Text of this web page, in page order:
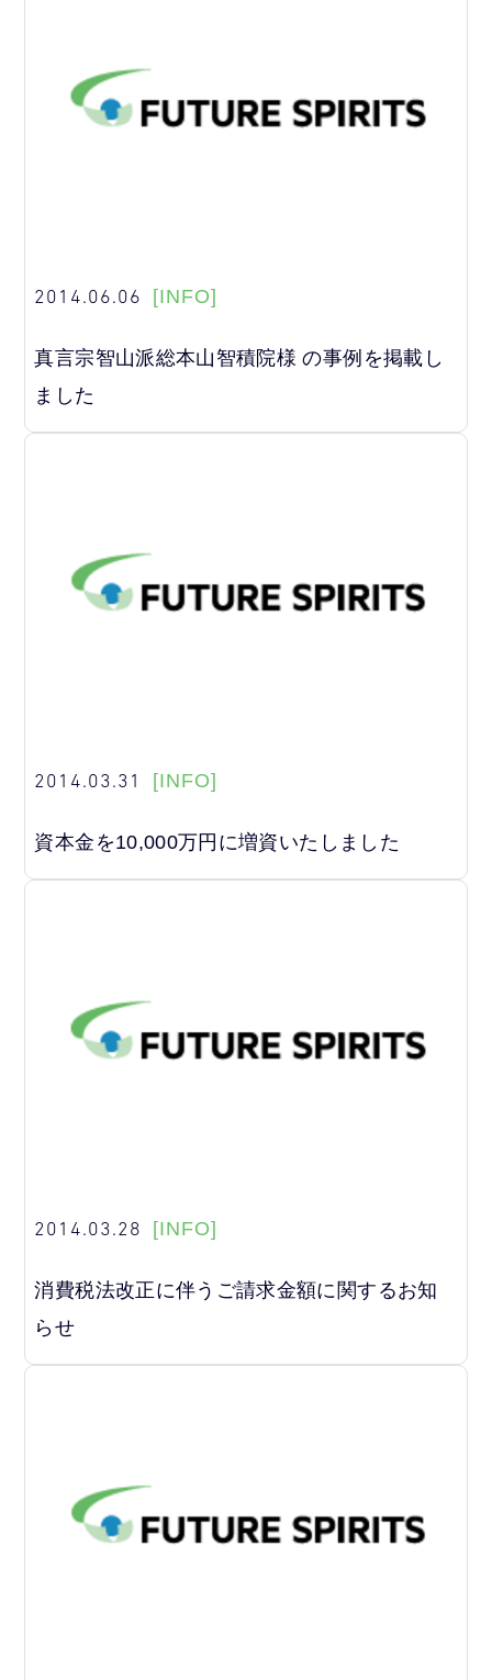
2014.06.06 [INFO]
真言宗智山派総本山智積院様 の事例を掲載し
ました
2014.03.31 [INFO]
資本金を10,000万円に増資いたしました
2014.03.28 [INFO]
消費税法改正に伴うご請求金額に関するお知
らせ